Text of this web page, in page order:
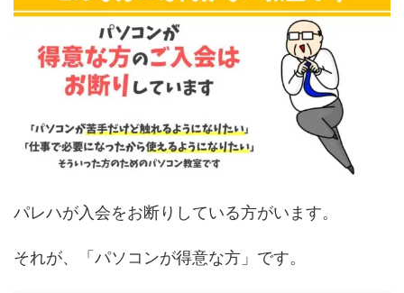
パレハが入会をお断りしている方がいます。
それが、「パソコンが得意な方」です。